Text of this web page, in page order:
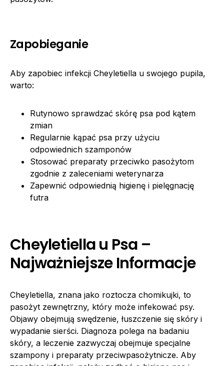
Zapobieganie
Aby zapobiec infekcji Cheyletiella u swojego pupila,
warto:
Rutynowo sprawdzać skórę psa pod kątem
zmian
Regularnie kąpać psa przy użyciu
odpowiednich szamponów
Stosować preparaty przeciwko pasożytom
zgodnie z zaleceniami weterynarza
Zapewnić odpowiednią higienę i pielęgnację
futra
Cheyletiella u Psa –
Najważniejsze Informacje
Cheyletiella, znana jako roztocza chomikujki, to
pasożyt zewnętrzny, który może infekować psy.
Objawy obejmują swędzenie, łuszczenie się skóry i
wypadanie sierści. Diagnoza polega na badaniu
skóry, a leczenie zazwyczaj obejmuje specjalne
szampony i preparaty przeciwpasożytnicze. Aby